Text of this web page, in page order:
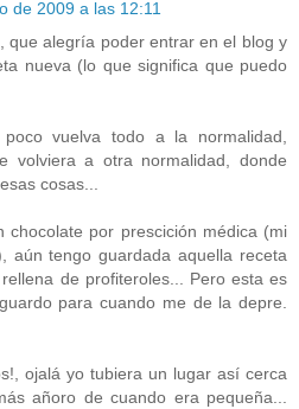
de 2009 a las 12:11
que alegría poder entrar en el blog y
nueva (lo que significa que puedo
vuelva todo a la normalidad,
volviera a otra normalidad, donde
cosas...
chocolate por prescición médica (mi
aún tengo guardada aquella receta
de profiteroles... Pero esta es
para cuando me de la depre.
ojalá yo tubiera un lugar así cerca
añoro de cuando era pequeña...